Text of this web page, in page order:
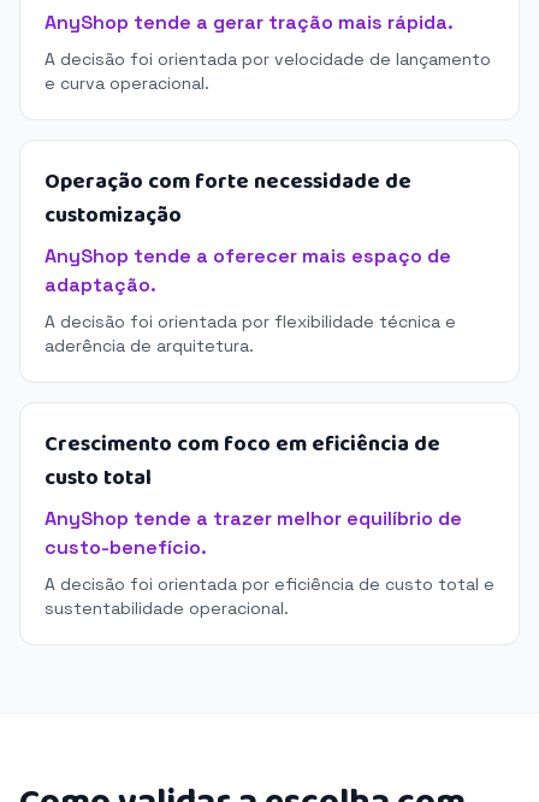
AnyShop tende a gerar tração mais rápida.
A decisão foi orientada por velocidade de lançamento
e curva operacional.
Operação com forte necessidade de
customização
AnyShop tende a oferecer mais espaço de
adaptação.
A decisão foi orientada por flexibilidade técnica e
aderência de arquitetura.
Crescimento com foco em eficiência de
custo total
AnyShop tende a trazer melhor equilíbrio de
custo-benefício.
A decisão foi orientada por eficiência de custo total e
sustentabilidade operacional.